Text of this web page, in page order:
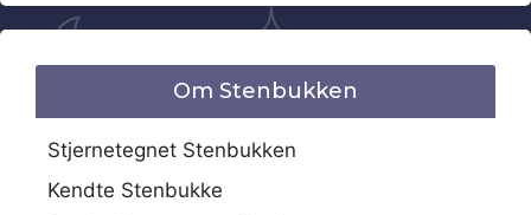
Om Stenbukken
Stjernetegnet Stenbukken
Kendte Stenbukke